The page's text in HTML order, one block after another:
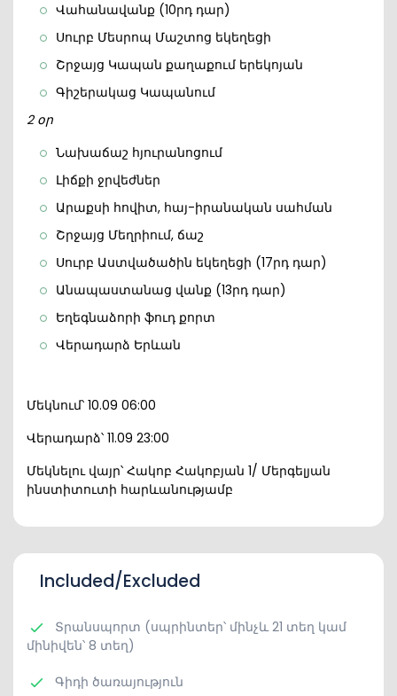
Վահանավանք (10րդ դար)
Սուրբ Մեսրոպ Մաշտոց եկեղեցի
Շրջայց Կապան քաղաքում երեկոյան
Գիշերակաց Կապանում
2 օր
Նախաճաշ հյուրանոցում
Լիճքի ջրվեժներ
Արաքսի հովիտ, հայ-իրանական սահման
Շրջայց Մեղրիում, ճաշ
Սուրբ Աստվածածին եկեղեցի (17րդ դար)
Անապաստանաց վանք (13րդ դար)
Եղեգնաձորի ֆուդ քորտ
Վերադարձ Երևան
Մեկնում՝ 10.09 06:00
Վերադարձ՝ 11.09 23:00
Մեկնելու վայր՝ Հակոբ Հակոբյան 1/ Մերգելյան
ինստիտուտի հարևանությամբ
Included/Excluded
Տրանսպորտ (սպրինտեր՝ մինչև 21 տեղ կամ
մինիվեն՝ 8 տեղ)
Գիդի ծառայություն